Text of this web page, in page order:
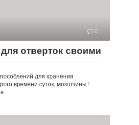
0
отверток своими
для хранения
времени суток, мозгочины !